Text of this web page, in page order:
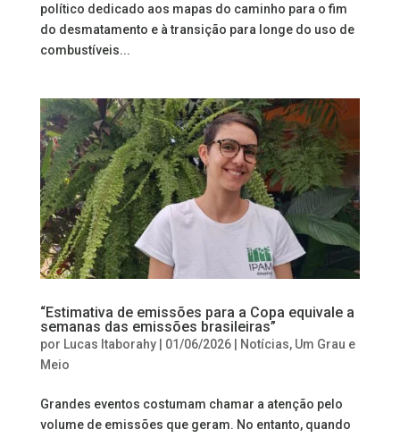
político dedicado aos mapas do caminho para o fim
do desmatamento e à transição para longe do uso de
combustíveis...
“Estimativa de emissões para a Copa equivale a
semanas das emissões brasileiras”
por Lucas Itaborahy| 01/06/2026| Notícias, Um Grau e
Meio
Grandes eventos costumam chamar a atenção pelo
volume de emissões que geram. No entanto, quando